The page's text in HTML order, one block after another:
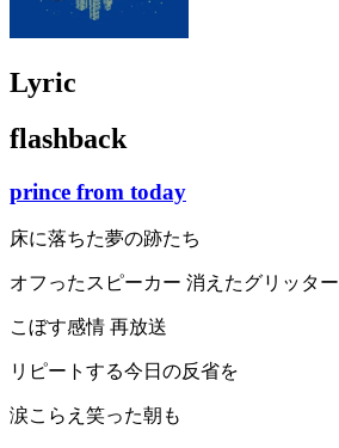
Lyric
flashback
prince from today
床に落ちた夢の跡たち
オフったスピーカー 消えたグリッター
こぼす感情 再放送
リピートする今日の反省を
涙こらえ笑った朝も